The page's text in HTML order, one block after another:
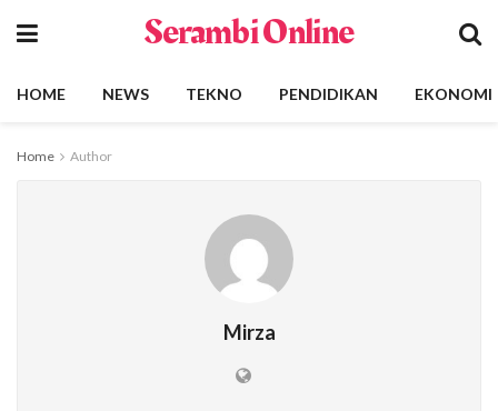
Serambi Online
HOME NEWS TEKNO PENDIDIKAN EKONOMI
Home Author
Mirza